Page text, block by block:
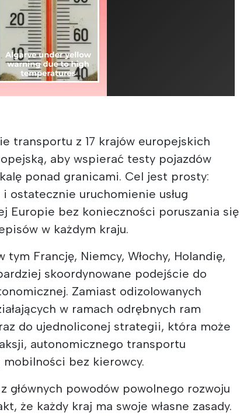
transportu z 17 krajów europejskich
aby wspierać testy pojazdów
ponad granicami. Cel jest prosty:
ostatecznie uruchomienie usług
Europie bez konieczności poruszania się
w każdym kraju.
tym Francję, Niemcy, Włochy, Holandię,
skoordynowane podejście do
Zamiast odizolowanych
w ramach odrębnych ram
do ujednoliconej strategii, która może
autonomicznego transportu
mobilności bez kierowcy.
głównych powodów powolnego rozwoju
że każdy kraj ma swoje własne zasady.